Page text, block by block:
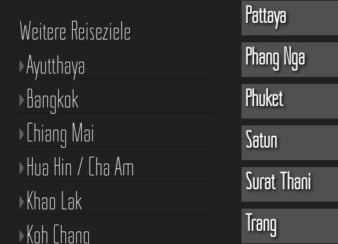
Pattaya
Phang Nga
Phuket
Satun
Surat Thani
Trang
Weitere Reiseziele
Ayutthaya
Bangkok
Chiang Mai
Hua Hin / Cha Am
Khao Lak
Koh Chang